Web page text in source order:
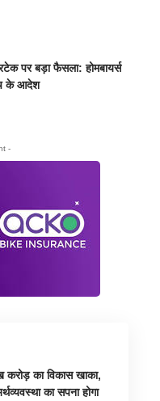
पर बड़ा फैसला: होमबायर्स
के आदेश
-
का विकास खाका,
का सपना होगा